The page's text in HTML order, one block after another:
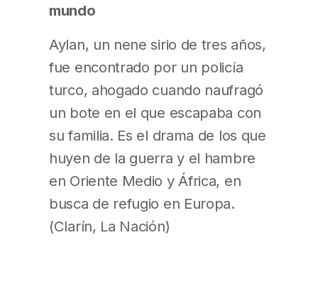
mundo
Aylan, un nene sirio de tres años,
fue encontrado por un policía
turco, ahogado cuando naufragó
un bote en el que escapaba con
su familia. Es el drama de los que
huyen de la guerra y el hambre
en Oriente Medio y África, en
busca de refugio en Europa.
(Clarín, La Nación)